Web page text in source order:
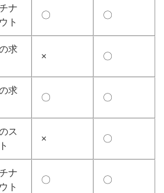
ナ
ト
〇 〇
求
× 〇
求
〇 〇
ス
× 〇
ナ
ト
〇 〇